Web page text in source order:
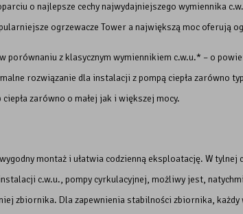
o najlepsze cechy najwydajniejszego wymiennika
ogrzewacze Tower a największą moc oferują
z klasycznym wymiennikiem c.w.u.* – o
rozwiązanie dla instalacji z pompą ciepła zarówno
zarówno o małej jak i większej mocy.
montaż i ułatwia codzienną eksploatację. W tylnej
c.w.u., pompy cyrkulacyjnej, możliwy jest,
zbiornika. Dla zapewnienia stabilności zbiornika,